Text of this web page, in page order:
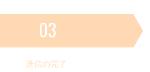
03
送信の完了